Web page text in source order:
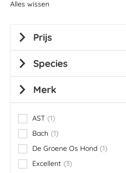
Alles wissen
Prijs
Species
Merk
AST 1
item
Bach
1
item
De Groene Os Hond 1
item
Excellent
3
items